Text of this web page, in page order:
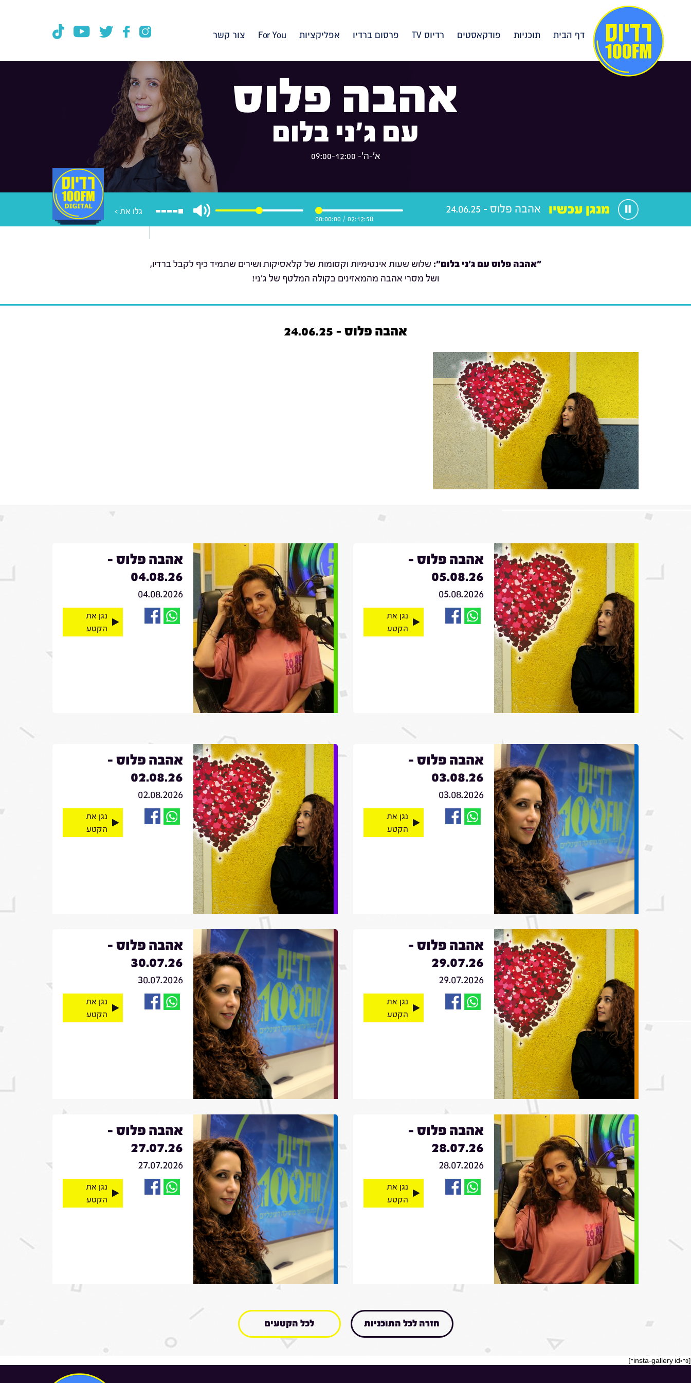
דף הבית תוכניות פודקאסטים רדיוס TV פרסום ברדיו אפליקציות For You צור קשר
אהבה פלוס
עם ג'ני בלום
א'-ה'- 09:00-12:00
גלו את >
02:12:58
/
00:00:00
מנגן עכשיו אהבה פלוס - 24.06.25
"אהבה פלוס עם ג'ני בלום": שלוש שעות אינטימיות וקסומות של קלאסיקות ושירים שתמיד כיף לקבל ברדיו,
ושל מסרי אהבה מהמאזינים בקולה המלטף של ג'ני!
אהבה פלוס - 24.06.25
אהבה פלוס -
05.08.26
05.08.2026
נגן את
הקטע
אהבה פלוס -
04.08.26
04.08.2026
נגן את
הקטע
אהבה פלוס -
03.08.26
03.08.2026
נגן את
הקטע
אהבה פלוס -
02.08.26
02.08.2026
נגן את
הקטע
אהבה פלוס -
29.07.26
29.07.2026
נגן את
הקטע
אהבה פלוס -
30.07.26
30.07.2026
נגן את
הקטע
אהבה פלוס -
28.07.26
28.07.2026
נגן את
הקטע
אהבה פלוס -
27.07.26
27.07.2026
נגן את
הקטע
חזרה לכל התוכניות לכל הקטעים
[insta-gallery id="0"]